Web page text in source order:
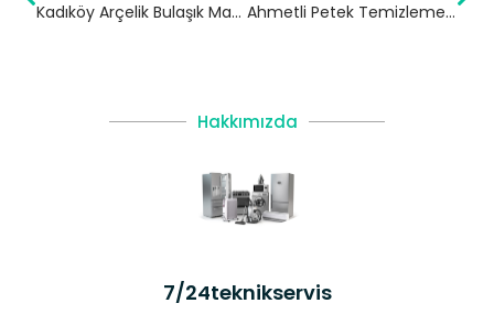
Kadıköy Arçelik Bulaşık Makinesi Servisi Ahmetli Petek Temizleme | Manisa
Hakkımızda
7/24teknikservis